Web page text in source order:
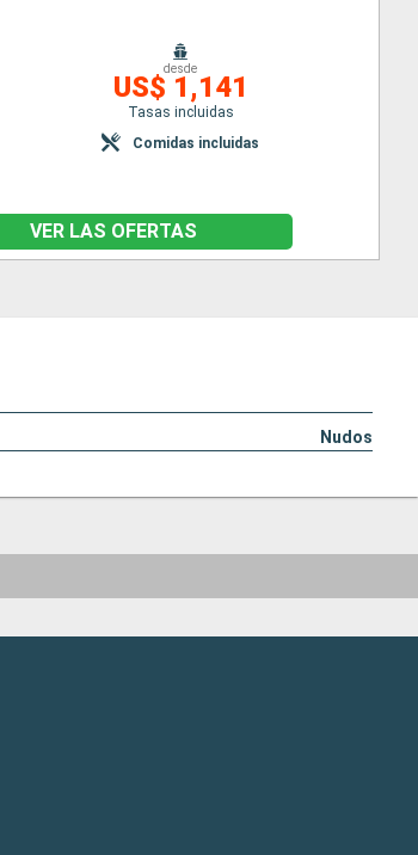
desde
US$ 1,141
Tasas incluidas
Comidas incluidas
VER LAS OFERTAS
Nudos